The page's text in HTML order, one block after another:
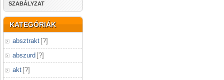
SZABÁLYZAT
KATEGÓRIÁK
absztrakt [?]
abszurd [?]
akt [?]